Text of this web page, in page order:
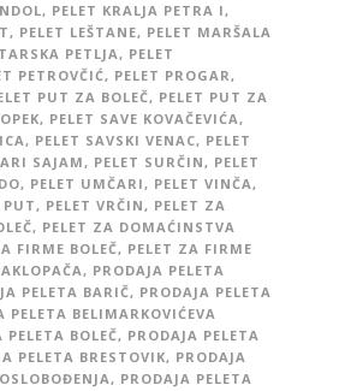
, PELET KRALJA PETRA I,
, PELET LEŠTANE, PELET MARŠALA
PETLJA, PELET
PETROVČIĆ, PELET PROGAR,
PUT ZA BOLEČ, PELET PUT ZA
, PELET SAVE KOVAČEVIĆA,
, PELET SAVSKI VENAC, PELET
SAJAM, PELET SURČIN, PELET
, PELET UMČARI, PELET VINČA,
, PELET VRČIN, PELET ZA
, PELET ZA DOMAĆINSTVA
FIRME BOLEČ, PELET ZA FIRME
, PRODAJA PELETA
PELETA BARIČ, PRODAJA PELETA
PELETA BELIMARKOVIĆEVA
PELETA BOLEČ, PRODAJA PELETA
PELETA BRESTOVIK, PRODAJA
, PRODAJA PELETA